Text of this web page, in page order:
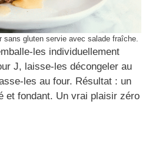
sans gluten servie avec salade fraîche.
les individuellement
J, laisse-les décongeler au
les au four. Résultat : un
et fondant. Un vrai plaisir zéro